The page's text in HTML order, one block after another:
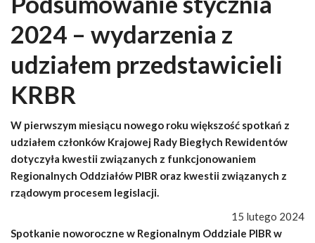
2024 – wydarzenia z
udziałem przedstawicieli
KRBR
W pierwszym miesiącu nowego roku większość spotkań z
udziałem członków Krajowej Rady Biegłych Rewidentów
dotyczyła kwestii związanych z funkcjonowaniem
Regionalnych Oddziałów PIBR oraz kwestii związanych z
rządowym procesem legislacji.
15 lutego 2024
Spotkanie noworoczne w Regionalnym Oddziale PIBR w